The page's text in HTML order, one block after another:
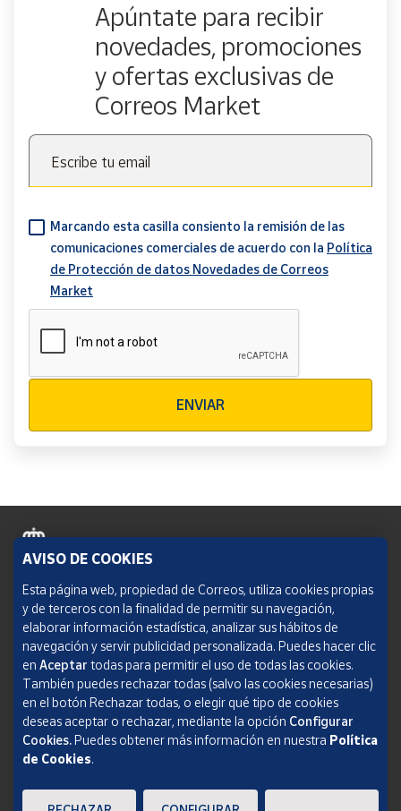
Apúntate para recibir
novedades, promociones
y ofertas exclusivas de
Correos Market
Escribe tu email
Marcando esta casilla consiento la remisión de las
comunicaciones comerciales de acuerdo con la Política
de Protección de datos Novedades de Correos
Market
ENVIAR
Política de cookies
Aviso legal
Condiciones del servicio
Política de Privacidad Web
Informe de transparencia
SOCIEDAD ESTATAL CORREOS Y TELÉGRAFOS, S.A., S.M.E. Todos los derechos
AVISO DE COOKIES
Esta página web, propiedad de Correos, utiliza cookies propias
y de terceros con la finalidad de permitir su navegación,
elaborar información estadística, analizar sus hábitos de
navegación y servir publicidad personalizada. Puedes hacer clic
en Aceptar todas para permitir el uso de todas las cookies.
También puedes rechazar todas (salvo las cookies necesarias)
en el botón Rechazar todas, o elegir qué tipo de cookies
deseas aceptar o rechazar, mediante la opción Configurar
Cookies.Puedes obtener más información en nuestra Política
de Cookies.